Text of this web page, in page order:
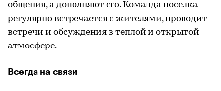
общения, а дополняют его. Команда поселка
регулярно встречается с жителями, проводит
встречи и обсуждения в теплой и открытой
атмосфере.
Всегда на связи